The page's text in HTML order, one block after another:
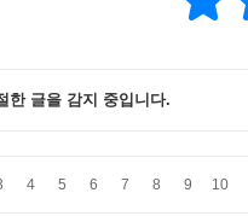
한 글을 감지 중입니다.
4 5 6 7 8 9 10